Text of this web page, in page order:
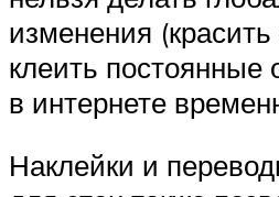
изменения
клеить постоянные
в интернете
Наклейки и